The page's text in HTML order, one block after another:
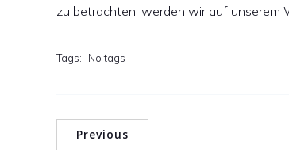
zu betrachten, werden wir auf unserem
Tags: No tags
Previous